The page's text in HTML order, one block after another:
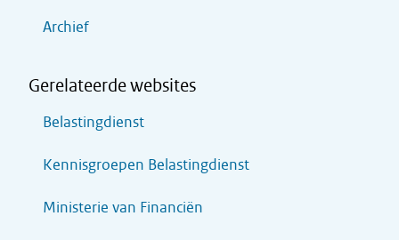
Archief
Gerelateerde websites
Belastingdienst
Kennisgroepen Belastingdienst
Ministerie van Financiën